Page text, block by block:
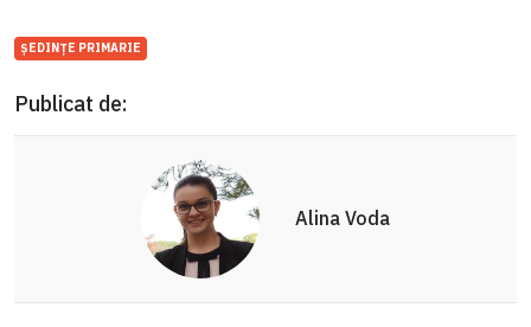
ȘEDINȚE PRIMARIE
Publicat de:
Alina Voda